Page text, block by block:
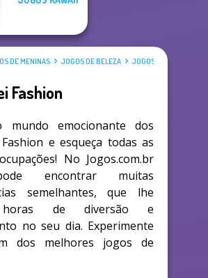
DE MENINAS JOGOS DE BELEZA JOGOS DE VESTIR
Fashion
mundo emocionante dos
e esqueça todas as
No Jogos.com.br
encontrar muitas
semelhantes, que lhe
de diversão e
no seu dia. Experimente
dos melhores jogos de